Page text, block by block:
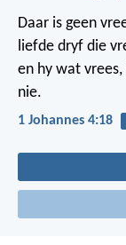
Daar is geen
liefde dryf die
en hy wat
nie.
1 Johannes 4:18